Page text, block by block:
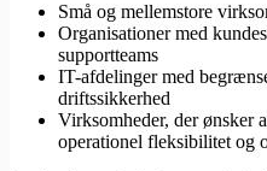
Små og mellemstore
Organisationer med
supportteams
IT-afdelinger med
driftssikkerhed
Virksomheder, der ønsker
operationel fleksibilitet og